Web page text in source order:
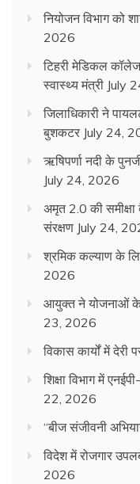
नियोजन विभाग को
2026
टिहरी मेडिकल
स्वास्थ्य मंत्री July
जिलाधिकारी ने
बुशकटर July 24,
ऋषिपर्णा नदी के
July 24, 2026
अमृत 2.0 की समीक्षा
संरक्षण July 24,
श्रमिक कल्याण के
2026
आयुक्त ने योजनाओं के
23, 2026
विकास कार्यों में देरी
शिक्षा विभाग में
22, 2026
“बीज संजीवनी
विदेश में रोजगार
2026